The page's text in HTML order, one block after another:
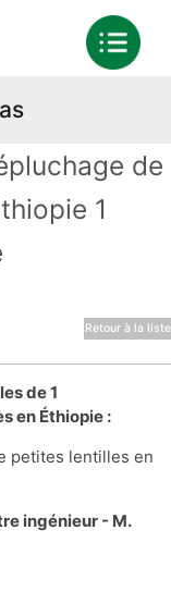
de
1
Retour à la liste
de 1
en Éthiopie :
ingénieur - M.